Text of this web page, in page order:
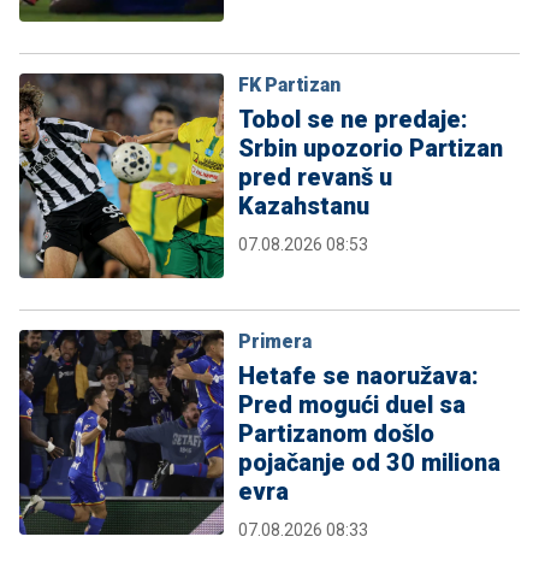
FK Partizan
Tobol se ne predaje:
Srbin upozorio Partizan
pred revanš u
Kazahstanu
07.08.2026 08:53
Primera
Hetafe se naoružava:
Pred mogući duel sa
Partizanom došlo
pojačanje od 30 miliona
evra
07.08.2026 08:33